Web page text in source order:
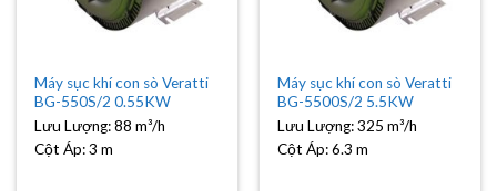
Máy sục khí con sò Veratti
BG-550S/2 0.55KW
Lưu Lượng:88 m³/h
Cột Áp:3 m
Máy sục khí con sò Veratti
BG-5500S/2 5.5KW
Lưu Lượng:325 m³/h
Cột Áp:6.3 m